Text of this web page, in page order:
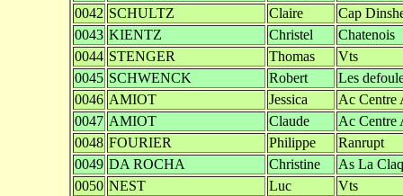
0042 SCHULTZ Claire
Cap
0043 KIENTZ Christel
Chatenois
0044 STENGER Thomas
Vts
0045 SCHWENCK Robert
Les
0046 AMIOT Jessica
Ac Centre
0047 AMIOT Claude
Ac Centre
0048 FOURIER Philippe
Ranrupt
0049 DA ROCHA Christine
As La
0050 NEST Luc
Vts